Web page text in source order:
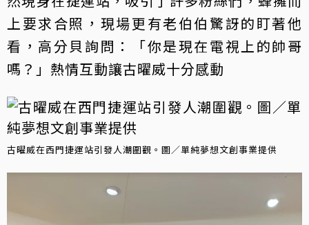
上要求合照，現場更有老伯伯驚訝的盯著他
看，高分貝詢問：「你是現在電視上的帥哥
嗎？」熱情互動讓古曜威十分感動
古曜威在西門捷運站引發人潮圍觀。圖／單純夢想文創事業提供